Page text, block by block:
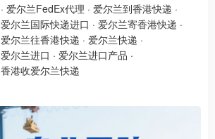
· 爱尔兰FedEx代理 · 爱尔兰到香港快递 ·
爱尔兰国际快递进口 · 爱尔兰寄香港快递 ·
爱尔兰往香港快递 · 爱尔兰快递 ·
爱尔兰进口 · 爱尔兰进口产品 ·
香港收爱尔兰快递